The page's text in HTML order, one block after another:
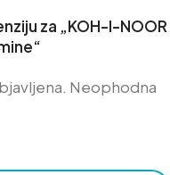
za „KOH-I-NOOR
Neophodna